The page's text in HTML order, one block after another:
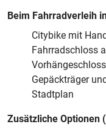
Beim Fahrradverleih
Citybike mit
Fahrradschloss
Vorhängeschloss
Gepäckträger
Stadtplan
Zusätzliche Optionen